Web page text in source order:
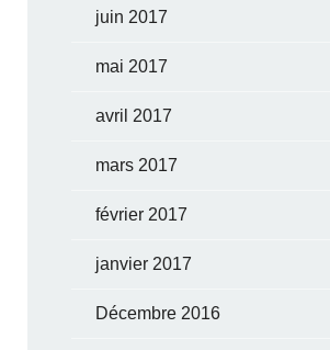
juin 2017
mai 2017
avril 2017
mars 2017
février 2017
janvier 2017
Décembre 2016